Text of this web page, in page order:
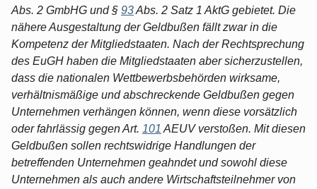
Abs. 2 GmbHG und § 93Abs. 2 Satz 1 AktG gebietet. Die
nähere Ausgestaltung der Geldbußen fällt zwar in die
Kompetenz der Mitgliedstaaten. Nach der Rechtsprechung
des EuGH haben die Mitgliedstaaten aber sicherzustellen,
dass die nationalen Wettbewerbsbehörden wirksame,
verhältnismäßige und abschreckende Geldbußen gegen
Unternehmen verhängen können, wenn diese vorsätzlich
oder fahrlässig gegen Art. 101 AEUV verstoßen. Mit diesen
Geldbußen sollen rechtswidrige Handlungen der
betreffenden Unternehmen geahndet und sowohl diese
Unternehmen als auch andere Wirtschaftsteilnehmer von